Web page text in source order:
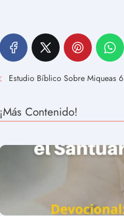
Estudio Bíblico Sobre Miqueas 6
¡Más Contenido!